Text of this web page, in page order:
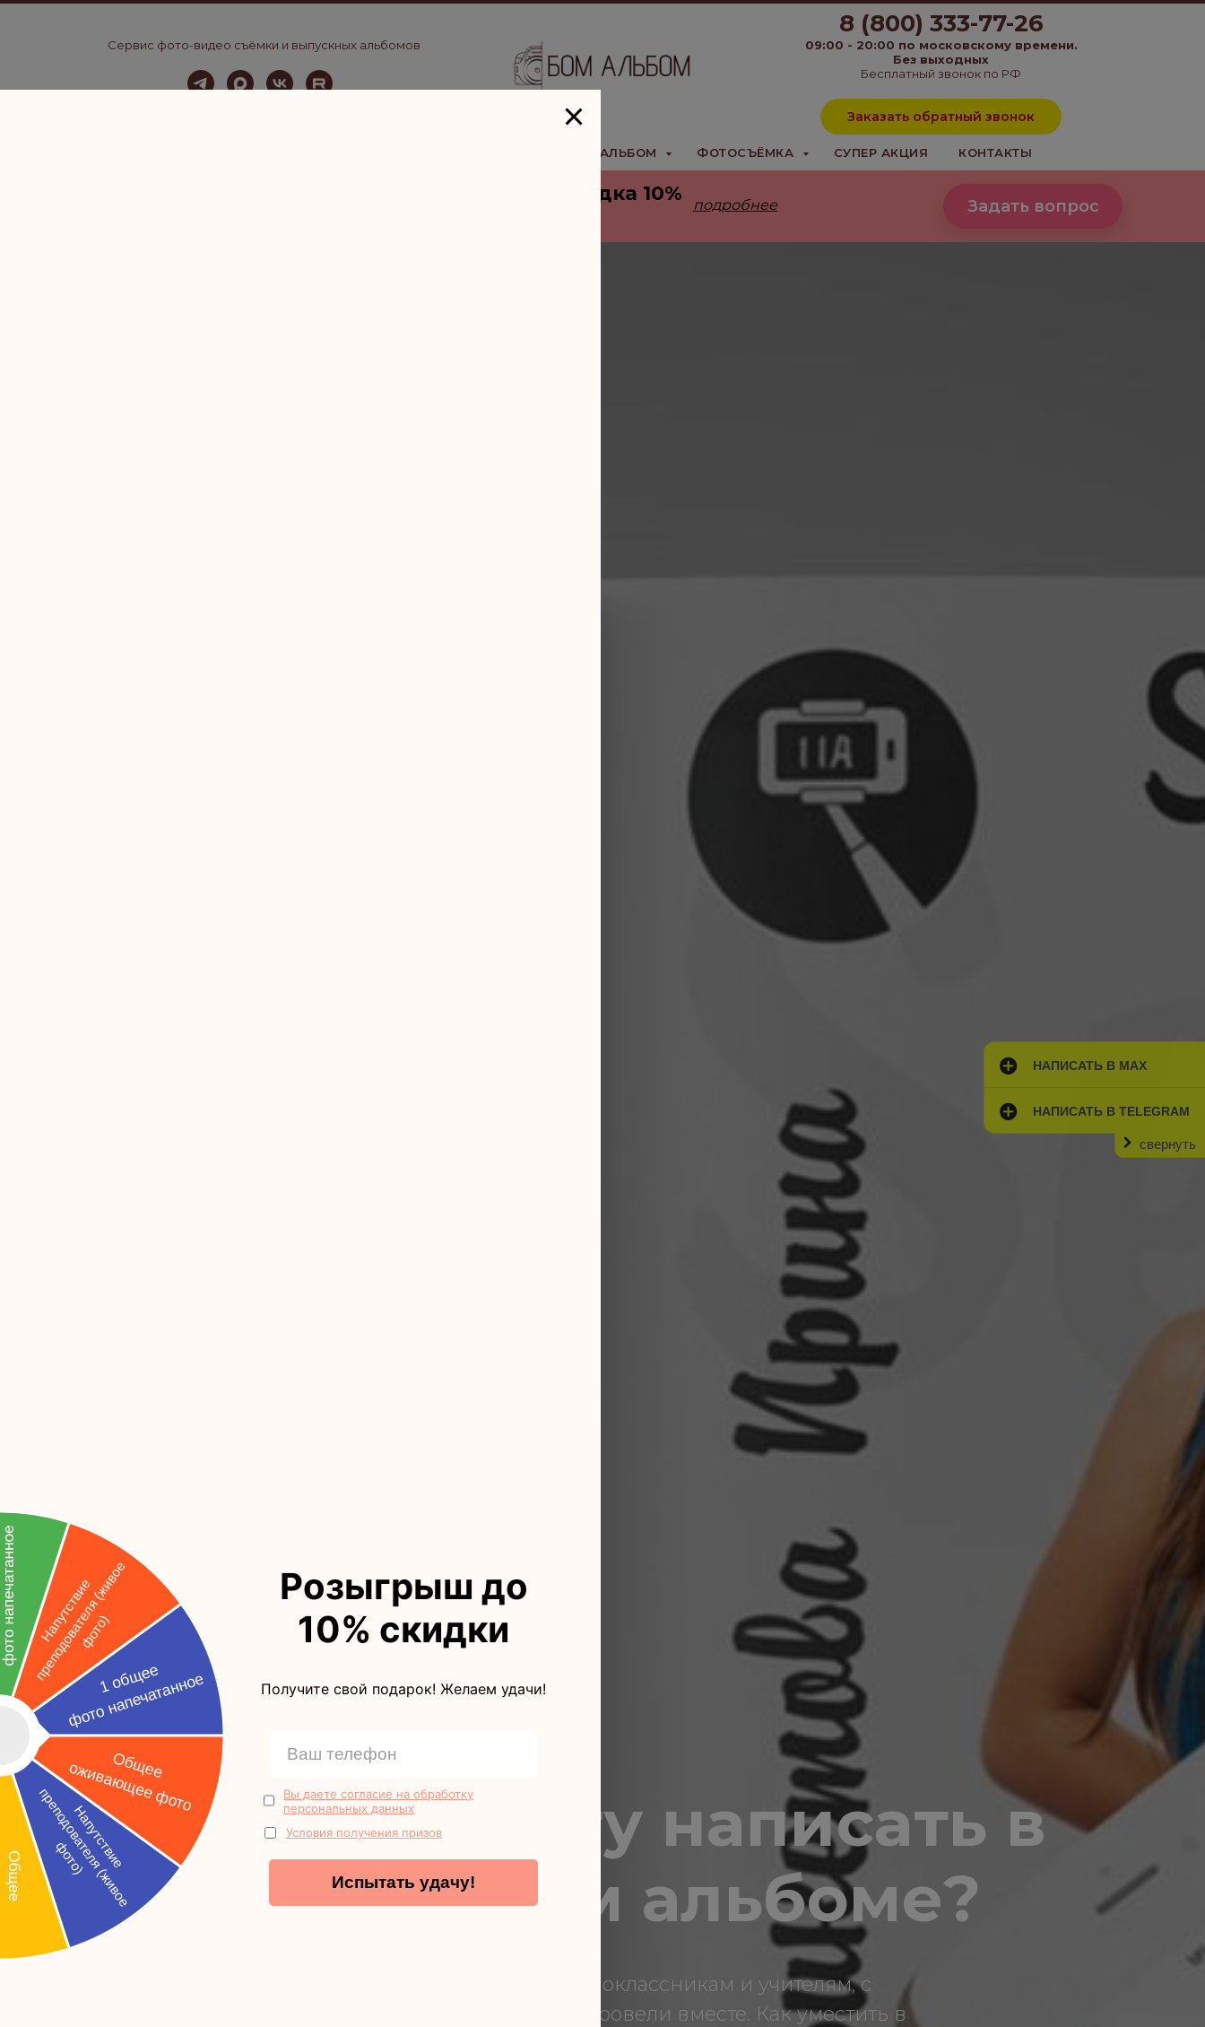
НАПИСАТЬ В MAX
НАПИСАТЬ В TELEGRAM
свернуть
Сервис фото-видео съёмки и выпускных альбомов
8 (800) 333-77-26
09:00 - 20:00 по московскому времени.
Без выходных
Бесплатный звонок по РФ
Заказать обратный звонок
ИНТЕРАКТИВНЫЙ АЛЬБОМ ФОТОСЪЁМКА СУПЕР АКЦИЯ КОНТАКТЫ
скидка 10%
подробнее Задать вопрос
Какую цитату написать в
выпускном альбоме?
Много хочется сказать одноклассникам и учителям, с
которыми столько времени провели вместе. Как уместить в
Розыгрыш до
10% скидки
Получите свой подарок! Желаем удачи!
Вы даете согласие на обработку
персональных данных
Условия получения призов
Испытать удачу!